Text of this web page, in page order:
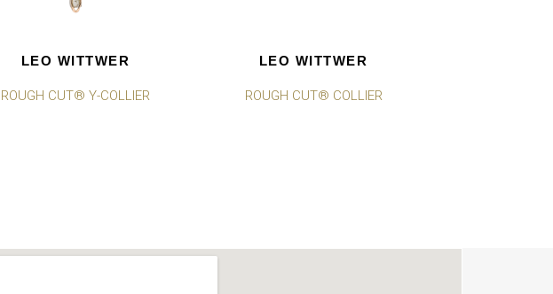
LEO WITTWER
ROUGH CUT® Y-COLLIER
LEO WITTWER
ROUGH CUT® COLLIER